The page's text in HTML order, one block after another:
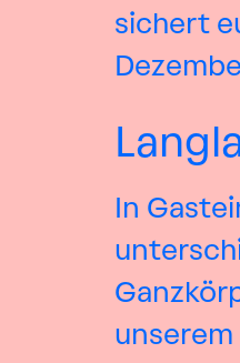
sichert
In